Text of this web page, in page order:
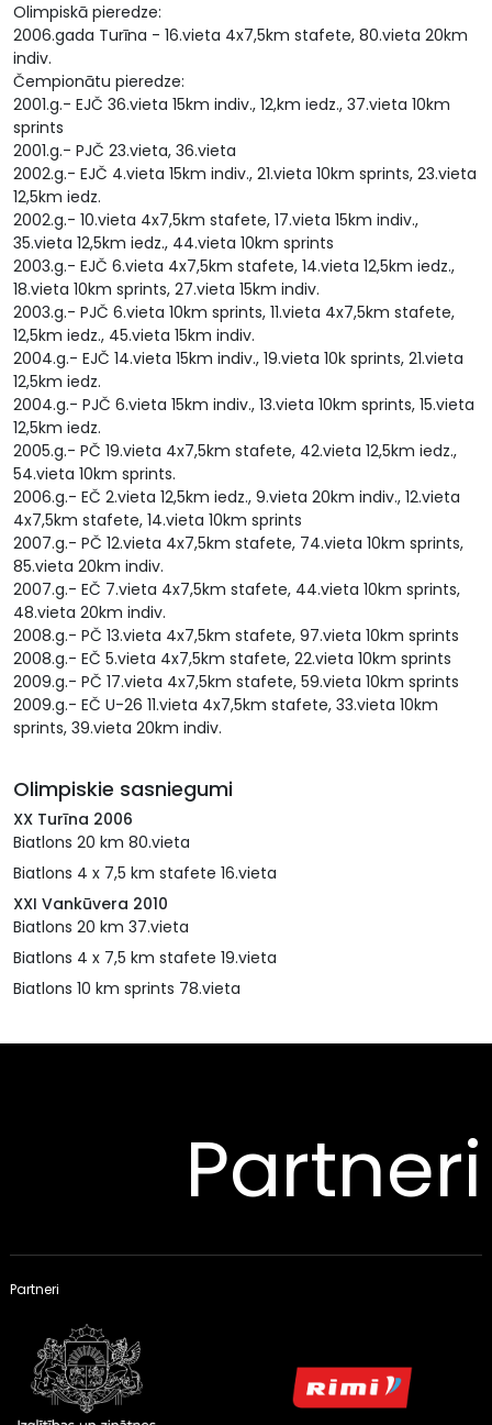
Olimpiskā pieredze:
2006.gada Turīna - 16.vieta 4x7,5km stafete, 80.vieta 20km
indiv.
Čempionātu pieredze:
2001.g.- EJČ 36.vieta 15km indiv., 12,km iedz., 37.vieta 10km
sprints
2001.g.- PJČ 23.vieta, 36.vieta
2002.g.- EJČ 4.vieta 15km indiv., 21.vieta 10km sprints, 23.vieta
12,5km iedz.
2002.g.- 10.vieta 4x7,5km stafete, 17.vieta 15km indiv.,
35.vieta 12,5km iedz., 44.vieta 10km sprints
2003.g.- EJČ 6.vieta 4x7,5km stafete, 14.vieta 12,5km iedz.,
18.vieta 10km sprints, 27.vieta 15km indiv.
2003.g.- PJČ 6.vieta 10km sprints, 11.vieta 4x7,5km stafete,
12,5km iedz., 45.vieta 15km indiv.
2004.g.- EJČ 14.vieta 15km indiv., 19.vieta 10k sprints, 21.vieta
12,5km iedz.
2004.g.- PJČ 6.vieta 15km indiv., 13.vieta 10km sprints, 15.vieta
12,5km iedz.
2005.g.- PČ 19.vieta 4x7,5km stafete, 42.vieta 12,5km iedz.,
54.vieta 10km sprints.
2006.g.- EČ 2.vieta 12,5km iedz., 9.vieta 20km indiv., 12.vieta
4x7,5km stafete, 14.vieta 10km sprints
2007.g.- PČ 12.vieta 4x7,5km stafete, 74.vieta 10km sprints,
85.vieta 20km indiv.
2007.g.- EČ 7.vieta 4x7,5km stafete, 44.vieta 10km sprints,
48.vieta 20km indiv.
2008.g.- PČ 13.vieta 4x7,5km stafete, 97.vieta 10km sprints
2008.g.- EČ 5.vieta 4x7,5km stafete, 22.vieta 10km sprints
2009.g.- PČ 17.vieta 4x7,5km stafete, 59.vieta 10km sprints
2009.g.- EČ U-26 11.vieta 4x7,5km stafete, 33.vieta 10km
sprints, 39.vieta 20km indiv.
Olimpiskie sasniegumi
XX Turīna 2006
Biatlons 20 km 80.vieta
Biatlons 4 x 7,5 km stafete 16.vieta
XXI Vankūvera 2010
Biatlons 20 km 37.vieta
Biatlons 4 x 7,5 km stafete 19.vieta
Biatlons 10 km sprints 78.vieta
Partneri
Partneri